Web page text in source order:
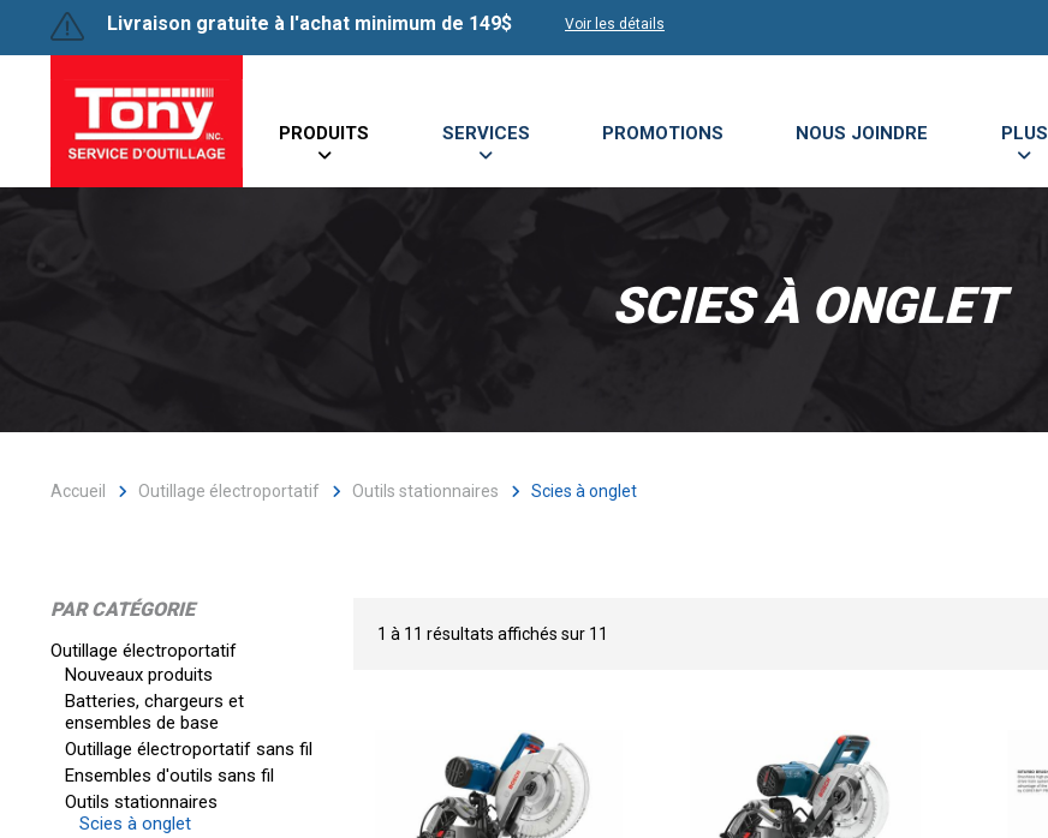
Livraison gratuite à l'achat minimum de 149$ Voir les détails
PRODUITS SERVICES PROMOTIONS NOUS JOINDRE PLUS
SCIES À ONGLET
Accueil Outillage électroportatif Outils stationnaires Scies à onglet
PAR CATÉGORIE
Outillage électroportatif
Nouveaux produits
Batteries, chargeurs et
ensembles de base
Outillage électroportatif sans fil
Ensembles d'outils sans fil
Outils stationnaires
Scies à onglet
1 à 11 résultats affichés sur 11